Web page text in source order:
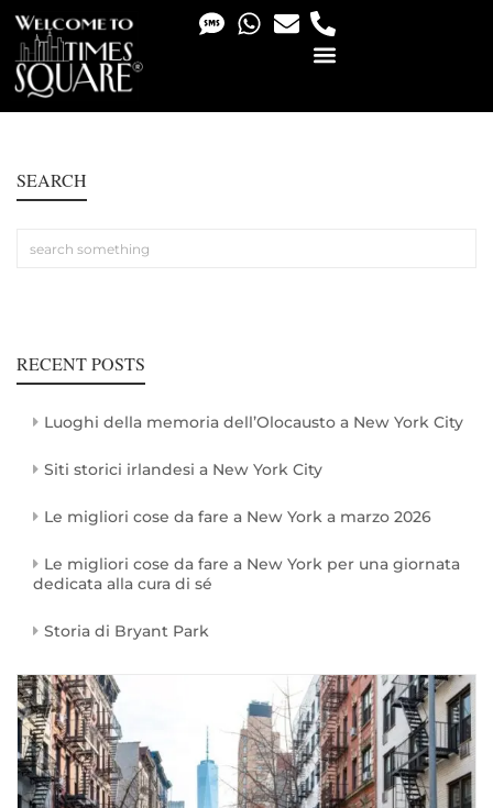
SEARCH
RECENT POSTS
Luoghi della memoria dell’Olocausto a New York City
Siti storici irlandesi a New York City
Le migliori cose da fare a New York a marzo 2026
Le migliori cose da fare a New York per una giornata
dedicata alla cura di sé
Storia di Bryant Park